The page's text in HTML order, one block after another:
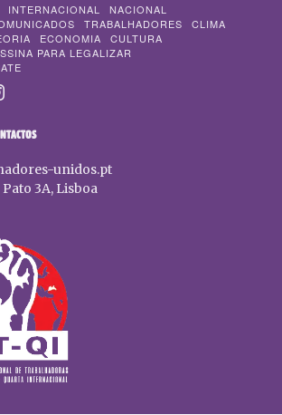
INTERNACIONAL
NACIONAL
TRABALHADORES
CLIMA
ECONOMIA
CULTURA
PARA LEGALIZAR
unidos.pt
3A, Lisboa